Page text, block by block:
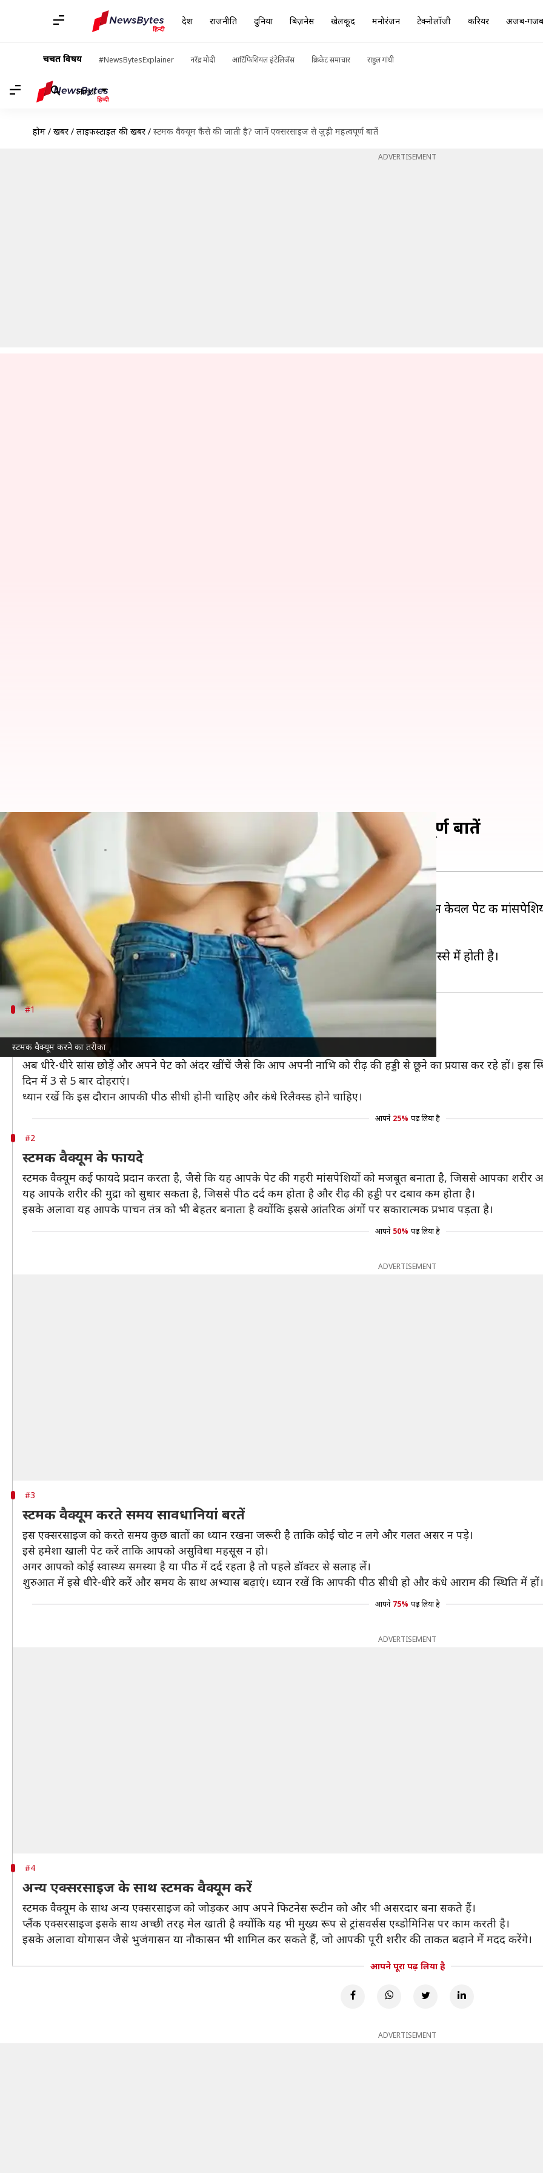
देश राजनीति दुनिया बिज़नेस खेलकूद मनोरंजन टेक्नोलॉजी करियर अजब-गजब
चर्चित विषय #NewsBytesExplainer नरेंद्र मोदी आर्टिफिशियल इंटेलिजेंस क्रिकेट समाचार राहुल गांधी
Hindi
होम / खबरें / लाइफस्टाइल की खबरें / स्टमक वैक्यूम कैसे की जाती है? जानें एक्सरसाइज से जुड़ी महत्वपूर्ण बातें
ADVERTISEMENT
स्टमक वैक्यूम करने का तरीका
स्टमक वैक्यूम कैसे की जाती है? जानें एक्सरसाइज से जुड़ी महत्वपूर्ण बातें
लेखन
क्या है खबर?
स्टमक वैक्यूम एक खास एक्सरसाइज
है, जो पेट की गहरी मांसपेशियों को सक्रिय कर सकता है। यह न केवल पेट की
लाता है।
इसे करने के लिए किसी विशेष उपकरण की जरूरत नहीं होती, बस सही तकनीक और धैर्य चाहिए।
इसका मुख्य उद्देश्य ट्रांसवर्सस एब्डोमिनिस मांसपेशी को सक्रिय करना होता है, जो पेट के अंदरूनी हिस्से में होती है।
#1
स्टमक वैक्यूम कैसे करें?
स्टमक वैक्यूम करने के लिए सबसे पहले सीधे खड़े हो जाएं या लेट जाएं।
अब धीरे-धीरे सांस छोड़ें और अपने पेट को अंदर खींचें जैसे कि आप अपनी नाभि को रीढ़ की हड्डी से छूने का प्रयास कर रहे हों। इस
दिन में 3 से 5 बार दोहराएं।
ध्यान रखें कि इस दौरान आपकी पीठ सीधी होनी चाहिए और कंधे रिलैक्स्ड होने चाहिए।
आपने 25% पढ़ लिया है
#2
स्टमक वैक्यूम के फायदे
स्टमक वैक्यूम कई फायदे प्रदान करता है, जैसे कि यह आपके पेट की गहरी मांसपेशियों को मजबूत बनाता है, जिससे आपका शरीर
यह आपके शरीर की मुद्रा को सुधार सकता है, जिससे पीठ दर्द कम होता है और रीढ़ की हड्डी पर दबाव कम होता है।
इसके अलावा यह आपके पाचन तंत्र को भी बेहतर बनाता है क्योंकि इससे आंतरिक अंगों पर सकारात्मक प्रभाव पड़ता है।
आपने 50% पढ़ लिया है
ADVERTISEMENT
#3
स्टमक वैक्यूम करते समय सावधानियां बरतें
इस एक्सरसाइज को करते समय कुछ बातों का ध्यान रखना जरूरी है ताकि कोई चोट न लगे और गलत असर न पड़े।
इसे हमेशा खाली पेट करें ताकि आपको असुविधा महसूस न हो।
अगर आपको कोई स्वास्थ्य समस्या है या पीठ में दर्द रहता है तो पहले डॉक्टर से सलाह लें।
शुरुआत में इसे धीरे-धीरे करें और समय के साथ अभ्यास बढ़ाएं। ध्यान रखें कि आपकी पीठ सीधी हो और कंधे आराम की स्थिति में हों।
आपने 75% पढ़ लिया है
ADVERTISEMENT
#4
अन्य एक्सरसाइज के साथ स्टमक वैक्यूम करें
स्टमक वैक्यूम के साथ अन्य एक्सरसाइज को जोड़कर आप अपने फिटनेस रूटीन को और भी असरदार बना सकते हैं।
प्लैंक एक्सरसाइज इसके साथ अच्छी तरह मेल खाती है क्योंकि यह भी मुख्य रूप से ट्रांसवर्सस एब्डोमिनिस पर काम करती है।
इसके अलावा योगासन जैसे भुजंगासन या नौकासन भी शामिल कर सकते हैं, जो आपकी पूरी शरीर की ताकत बढ़ाने में मदद करेंगे।
आपने पूरा पढ़ लिया है
ADVERTISEMENT